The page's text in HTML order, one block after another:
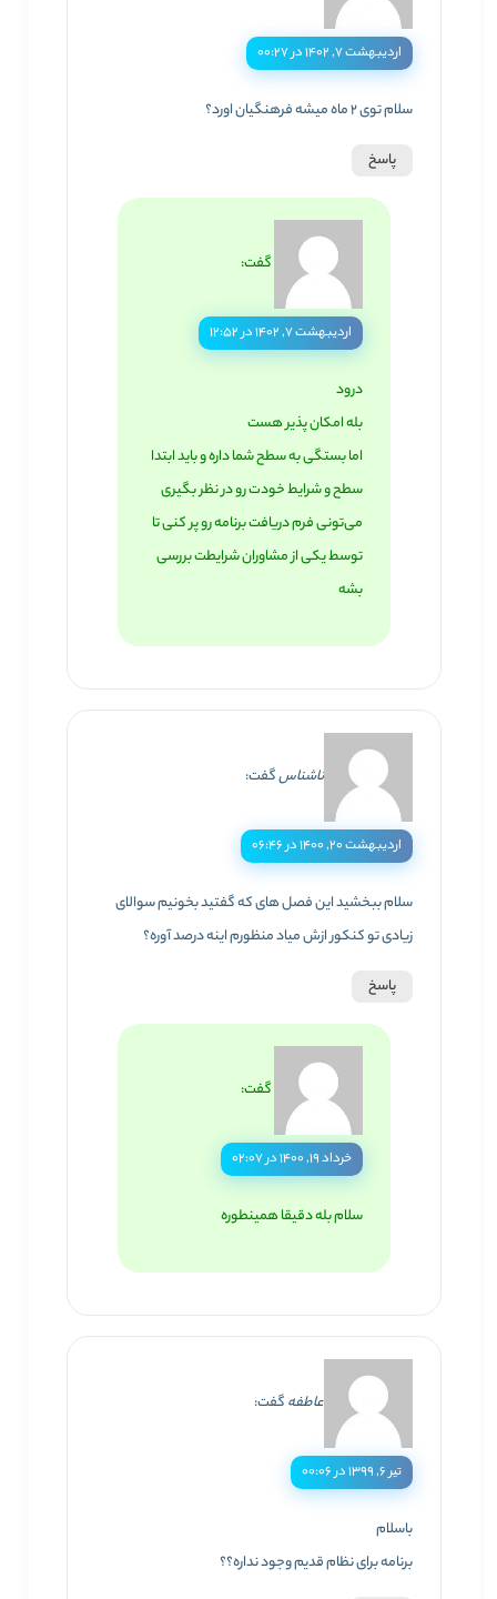
اردیبهشت ۷, ۱۴۰۲ در ۰۰:۲۷
سلام توی 2 ماه میشه فرهنگیان اورد؟
پاسخ
گفت:
اردیبهشت ۷, ۱۴۰۲ در ۱۲:۵۲
درود
بله امکان پذیر هست
اما بستگی به سطح شما داره و باید ابتدا
سطح و شرایط خودت رو در نظر بگیری
می‌تونی فرم دریافت برنامه رو پر کنی تا
توسط یکی از مشاوران شرایطت بررسی
بشه
ناشناسگفت:
اردیبهشت ۲۰, ۱۴۰۰ در ۰۶:۴۶
سلام ببخشید این فصل های که گفتید بخونیم سوالای
زیادی تو کنکور ازش میاد منظورم اینه درصد آوره؟
پاسخ
گفت:
خرداد ۱۹, ۱۴۰۰ در ۰۲:۰۷
سلام بله دقیقا همینطوره
عاطفهگفت:
تیر ۶, ۱۳۹۹ در ۰۰:۰۶
باسلام
برنامه برای نظام قدیم وجود نداره؟؟